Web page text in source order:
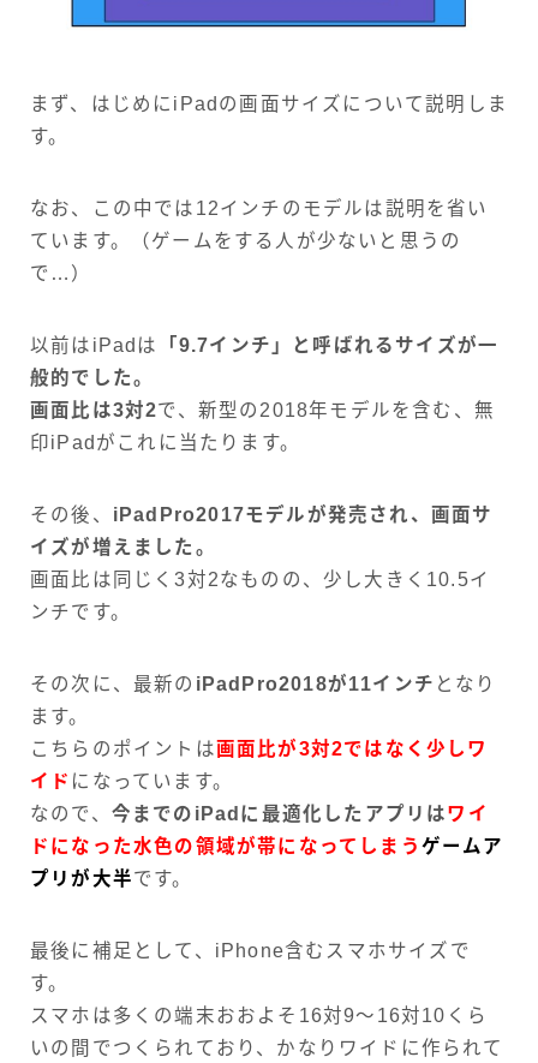
まず、はじめにiPadの画面サイズについて説明しま
す。
なお、この中では12インチのモデルは説明を省い
ています。（ゲームをする人が少ないと思うの
で…）
以前はiPadは
「9.7インチ」と呼ばれるサイズが一
般的でした。
画面比は3対2で、新型の2018年モデルを含む、無
印iPadがこれに当たります。
その後、 iPadPro2017モデルが発売され、画面サ
イズが増えました。
画面比は同じく3対2なものの、少し大きく10.5イ
ンチです。
その次に、最新の iPadPro2018が11インチ となり
ます。
こちらのポイントは画面比が3対2ではなく少しワ
イド になっています。
なので、 今までのiPadに最適化したアプリはワイ
ドになった水色の領域が帯になってしまう ゲームア
プリが大半です。
最後に補足として、iPhone含むスマホサイズで
す。
スマホは多くの端末おおよそ16対9〜16対10くら
いの間でつくられており、かなりワイドに作られて